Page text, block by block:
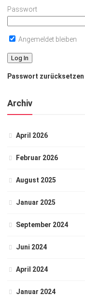
Passwort
Angemeldet bleiben
Passwort zurücksetzen
Archiv
April 2026
Februar 2026
August 2025
Januar 2025
September 2024
Juni 2024
April 2024
Januar 2024